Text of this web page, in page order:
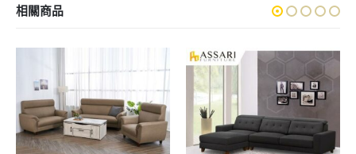
相關商品